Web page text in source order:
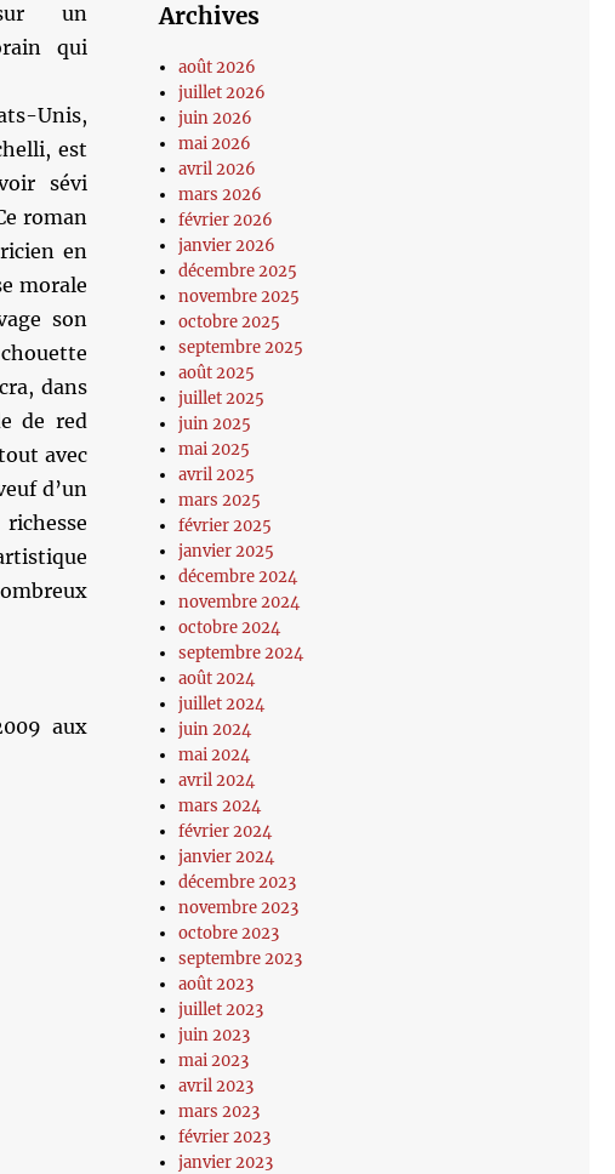
un
qui
Unis,
est
sévi
roman
en
morale
son
dans
de red
avec
d’un
aux
Archives
août 2026
juillet 2026
juin 2026
mai 2026
avril 2026
mars 2026
février 2026
janvier 2026
décembre 2025
novembre 2025
octobre 2025
septembre 2025
août 2025
juillet 2025
juin 2025
mai 2025
avril 2025
mars 2025
février 2025
janvier 2025
décembre 2024
novembre 2024
octobre 2024
septembre 2024
août 2024
juillet 2024
juin 2024
mai 2024
avril 2024
mars 2024
février 2024
janvier 2024
décembre 2023
novembre 2023
octobre 2023
septembre 2023
août 2023
juillet 2023
juin 2023
mai 2023
avril 2023
mars 2023
février 2023
janvier 2023